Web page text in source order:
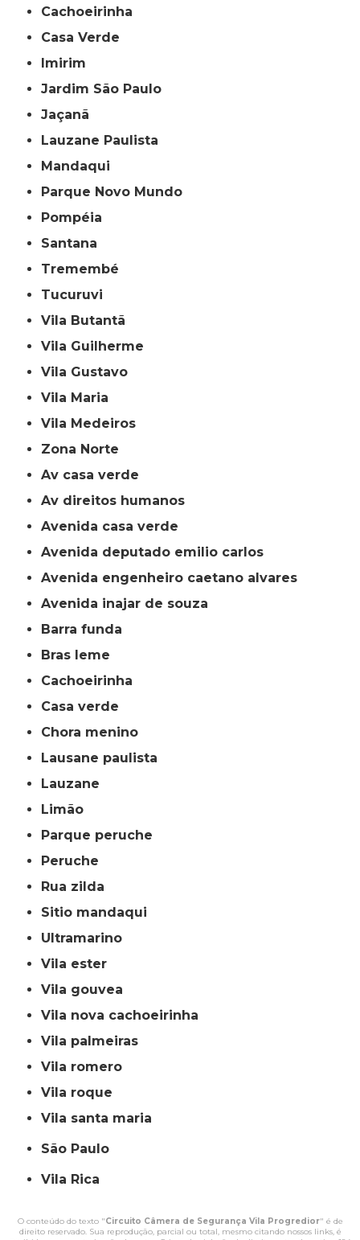
Cachoeirinha
Casa Verde
Imirim
Jardim São Paulo
Jaçanã
Lauzane Paulista
Mandaqui
Parque Novo Mundo
Pompéia
Santana
Tremembé
Tucuruvi
Vila Butantã
Vila Guilherme
Vila Gustavo
Vila Maria
Vila Medeiros
Zona Norte
av casa verde
av direitos humanos
avenida casa verde
avenida deputado emilio carlos
avenida engenheiro caetano alvares
avenida inajar de souza
barra funda
bras leme
cachoeirinha
casa verde
chora menino
lausane paulista
lauzane
limão
parque peruche
peruche
rua zilda
sitio mandaqui
ultramarino
vila ester
vila gouvea
vila nova cachoeirinha
vila palmeiras
vila romero
vila roque
vila santa maria
São Paulo
Vila Rica
O conteúdo do texto "Circuito Câmera de Segurança Vila Progredior" é de
direito reservado. Sua reprodução, parcial ou total, mesmo citando nossos links, é